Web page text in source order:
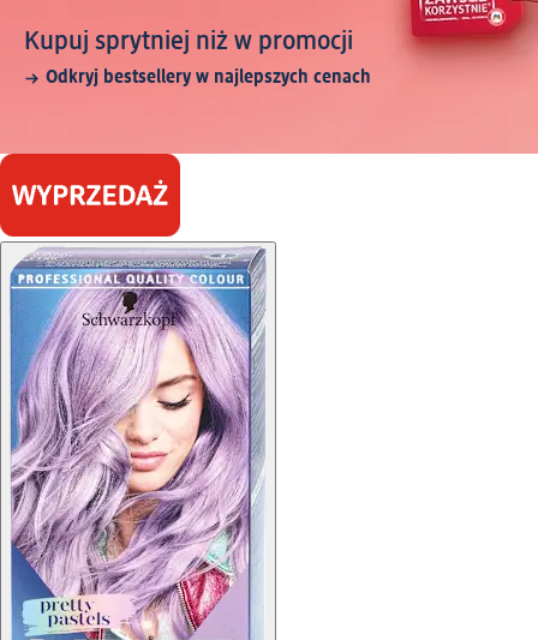
Kupuj sprytniej niż w promocji
Odkryj bestsellery w najlepszych cenach